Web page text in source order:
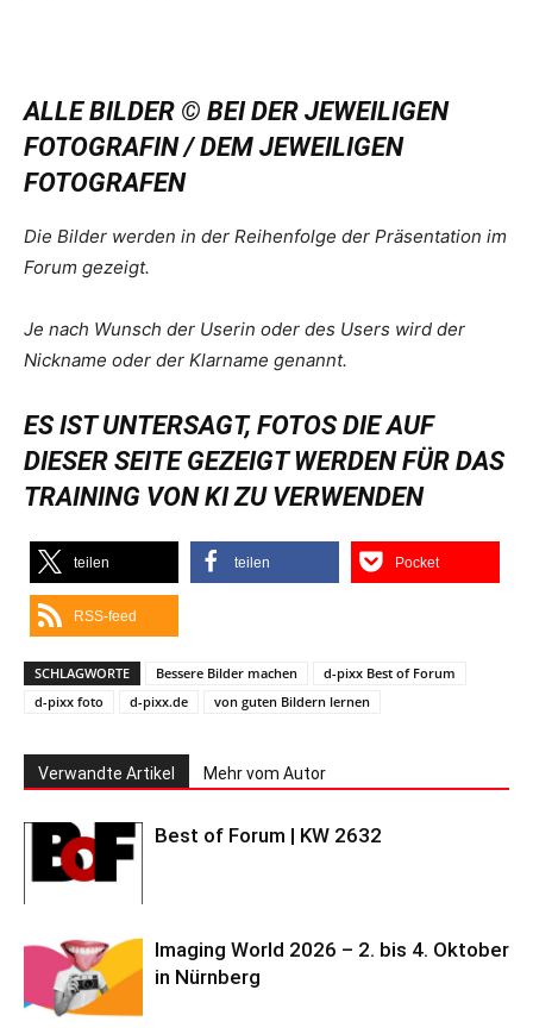
ALLE BILDER © BEI DER JEWEILIGEN
FOTOGRAFIN / DEM JEWEILIGEN
FOTOGRAFEN
Die Bilder werden in der Reihenfolge der Präsentation im
Forum gezeigt.
Je nach Wunsch der Userin oder des Users wird der
Nickname oder der Klarname genannt.
ES IST UNTERSAGT, FOTOS DIE AUF
DIESER SEITE GEZEIGT WERDEN FÜR DAS
TRAINING VON KI ZU VERWENDEN
teilen teilen Pocket
RSS-feed
SCHLAGWORTE Bessere Bilder machen
d-pixx Best of Forum
d-pixx foto
d-pixx.de von guten Bildern lernen
Verwandte Artikel Mehr vom Autor
Best of Forum | KW 2632
Imaging World 2026 – 2. bis 4. Oktober
in Nürnberg